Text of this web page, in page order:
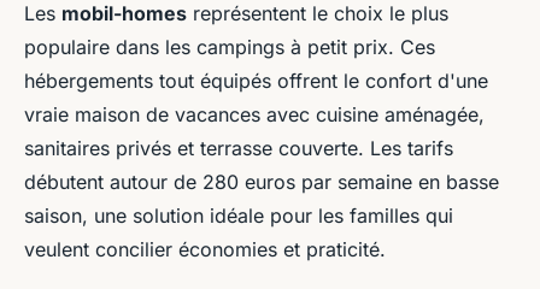
Les mobil-homes représentent le choix le plus
populaire dans les campings à petit prix. Ces
hébergements tout équipés offrent le confort d'une
vraie maison de vacances avec cuisine aménagée,
sanitaires privés et terrasse couverte. Les tarifs
débutent autour de 280 euros par semaine en basse
saison, une solution idéale pour les familles qui
veulent concilier économies et praticité.